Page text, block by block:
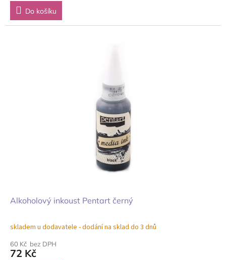
Do košíku
Alkoholový inkoust Pentart černý
skladem u dodavatele - dodání na sklad do 3 dnů
60 Kč bez DPH
72 Kč